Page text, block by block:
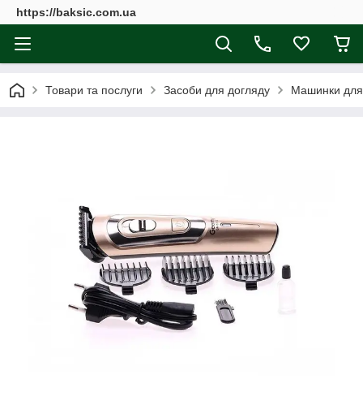
https://baksic.com.ua
Товари та послуги Засоби для догляду Машинки для